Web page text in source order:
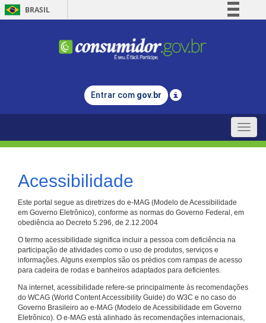
BRASIL
Comunica BR
Legislação
Entrar com gov.br
Toggle
Acessibilidade
Este portal segue as diretrizes do e-MAG (Modelo de Acessibilidade
em Governo Eletrônico), conforme as normas do Governo Federal, em
obediência ao Decreto 5.296, de 2.12.2004
O termo acessibilidade significa incluir a pessoa com deficiência na
participação de atividades como o uso de produtos, serviços e
informações. Alguns exemplos são os prédios com rampas de acesso
para cadeira de rodas e banheiros adaptados para deficientes.
Na internet, acessibilidade refere-se principalmente às recomendações
do WCAG (World Content Accessibility Guide) do W3C e no caso do
Governo Brasileiro ao e-MAG (Modelo de Acessibilidade em Governo
Eletrônico). O e-MAG está alinhado às recomendações internacionais,